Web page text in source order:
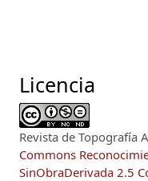
Licencia
Revista de Topografía
Commons
SinObraDerivada 2.5